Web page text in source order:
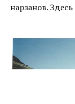
нарзанов.